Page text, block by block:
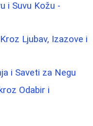
i Suvu Kožu -
Ljubav, Izazove i
i Saveti za Negu
Odabir i